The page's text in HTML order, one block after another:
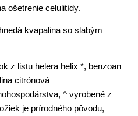
ošetrenie celulitídy.
hnedá kvapalina so slabým
z listu helera helix *, benzoan
citrónová
^ vyrobené z
je prírodného pôvodu,